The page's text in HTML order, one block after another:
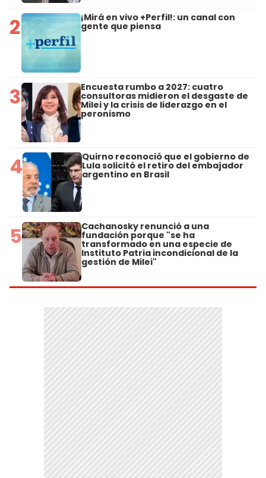
2 ¡Mirá en vivo +Perfil!: un canal con
gente que piensa
3 Encuesta rumbo a 2027: cuatro
consultoras midieron el desgaste de
Milei y la crisis de liderazgo en el
peronismo
4 Quirno reconoció que el gobierno de
Lula solicitó el retiro del embajador
argentino en Brasil
5 Cachanosky renunció a una
fundación porque "se ha
transformado en una especie de
Instituto Patria incondicional de la
gestión de Milei"